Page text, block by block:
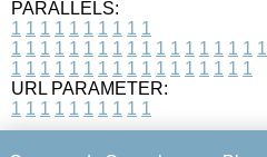
PARALLELS:
1 1 1 1 1 1 1 1 1 1
1 1 1 1 1 1 1 1 1 1 1 1 1 1 1 1 1 1
1 1 1 1 1 1 1 1 1 1 1 1 1 1 1 1 1
URL PARAMETER:
1 1 1 1 1 1 1 1 1 1